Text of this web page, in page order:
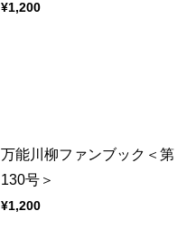
¥1,200
万能川柳ファンブック＜第
130号＞
¥1,200